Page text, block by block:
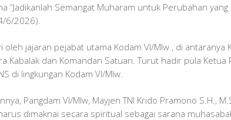
“Jadikanlah Semangat Muharam untuk Perubahan
6/2026).
oleh jajaran pejabat utama Kodam VI/Mlw , di antaranya
Kabalak dan Komandan Satuan. Turut hadir pula
di lingkungan Kodam VI/Mlw.
Pangdam VI/Mlw, Mayjen TNI Krido Pramono S.H.,
dimaknai secara spiritual sebagai sarana